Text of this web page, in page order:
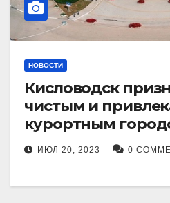
НОВОСТИ
Кисловодск
чистым и
курортным
ИЮЛ 20, 2023 0